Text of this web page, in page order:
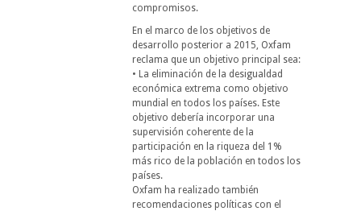
compromisos.
En el marco de los objetivos de
desarrollo posterior a 2015, Oxfam
reclama que un objetivo principal sea:
• La eliminación de la desigualdad
económica extrema como objetivo
mundial en todos los países. Este
objetivo debería incorporar una
supervisión coherente de la
participación en la riqueza del 1%
más rico de la población en todos los
países.
Oxfam ha realizado también
recomendaciones políticas con el